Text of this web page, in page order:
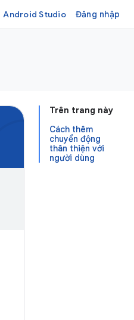
Android Studio Đăng nhập
Trên trang này
Cách thêm
chuyển động
thân thiện với
người dùng